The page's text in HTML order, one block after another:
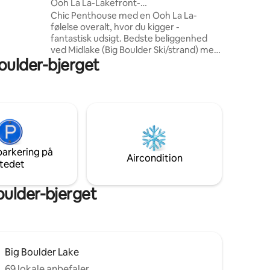
Ooh La La-Lakefront-
ski/strand/pool/sø/vandring/cykel
Chic Penthouse med en Ooh La La-
følelse overalt, hvor du kigger -
fantastisk udsigt. Bedste beliggenhed
ved Midlake (Big Boulder Ski/strand) med
udsigt over pool/sø med hyggelig pejs.
Komfort i overflod i alle værelser. 4-
vandland, bowling, arkade, ridning, white
water rafting, paintball, outlets, casino –
alle med en afsondret naturlig
fornemmelse med sø- og bjergudsigt.
bjerget
på
Aircondition
bjerget
Big Boulder Lake